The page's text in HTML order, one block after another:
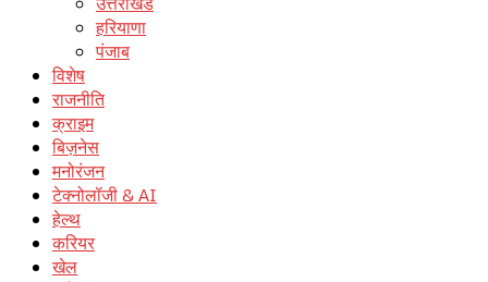
हरियाणा
पंजाब
विशेष
राजनीति
क्राइम
बिज़नेस
मनोरंजन
टेक्नोलॉजी & AI
हेल्थ
करियर
खेल